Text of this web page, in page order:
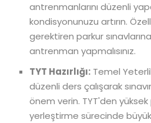
antrenmanlarını düzenli
kondisyonunuzu artırın.
gerektiren parkur
antrenman yapmalısınız.
TYT Hazırlığı: Temel
düzenli ders çalışarak
önem verin. TYT'den
yerleştirme sürecinde